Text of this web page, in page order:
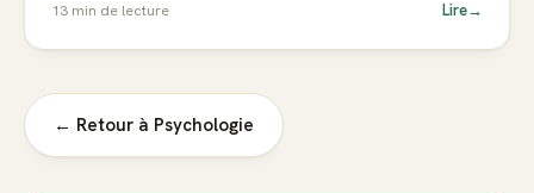
13 min de lecture Lire→
← Retour à Psychologie